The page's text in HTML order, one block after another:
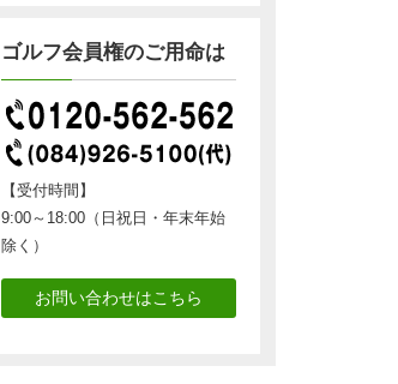
ゴルフ会員権のご用命は
【受付時間】
9:00～18:00（日祝日・年末年始
除く）
お問い合わせはこちら